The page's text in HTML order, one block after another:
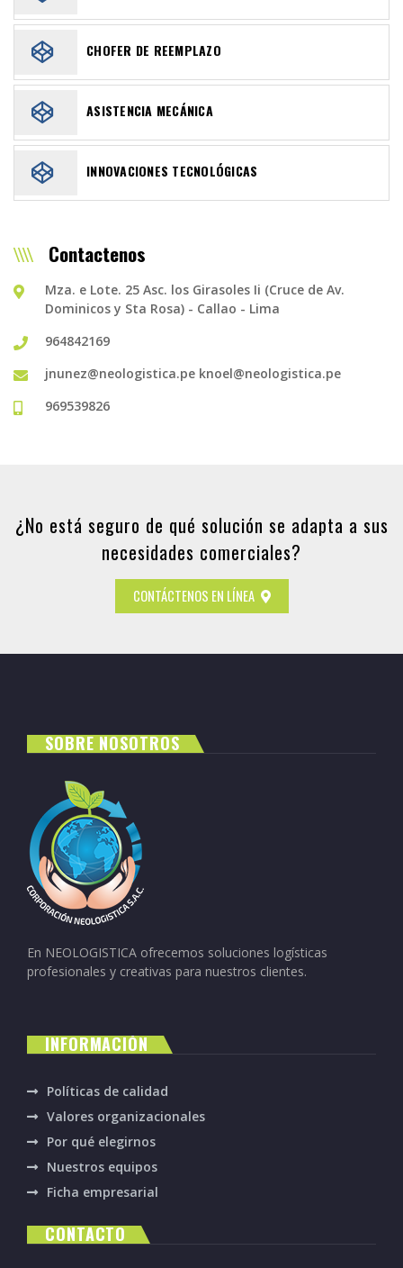
CHOFER DE REEMPLAZO
ASISTENCIA MECÁNICA
INNOVACIONES TECNOLÓGICAS
Contactenos
Mza. e Lote. 25 Asc. los Girasoles Ii (Cruce de Av.
Dominicos y Sta Rosa) - Callao - Lima
964842169
jnunez@neologistica.pe knoel@neologistica.pe
969539826
¿No está seguro de qué solución se adapta a sus
necesidades comerciales?
CONTÁCTENOS EN LÍNEA
SOBRE NOSOTROS
En NEOLOGISTICA ofrecemos soluciones logísticas
profesionales y creativas para nuestros clientes.
INFORMACIÓN
Políticas de calidad
Valores organizacionales
Por qué elegirnos
Nuestros equipos
Ficha empresarial
CONTACTO